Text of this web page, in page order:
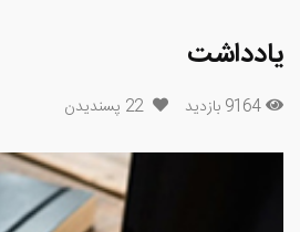
یادداشت
9164 بازدید 22 پسندیدن